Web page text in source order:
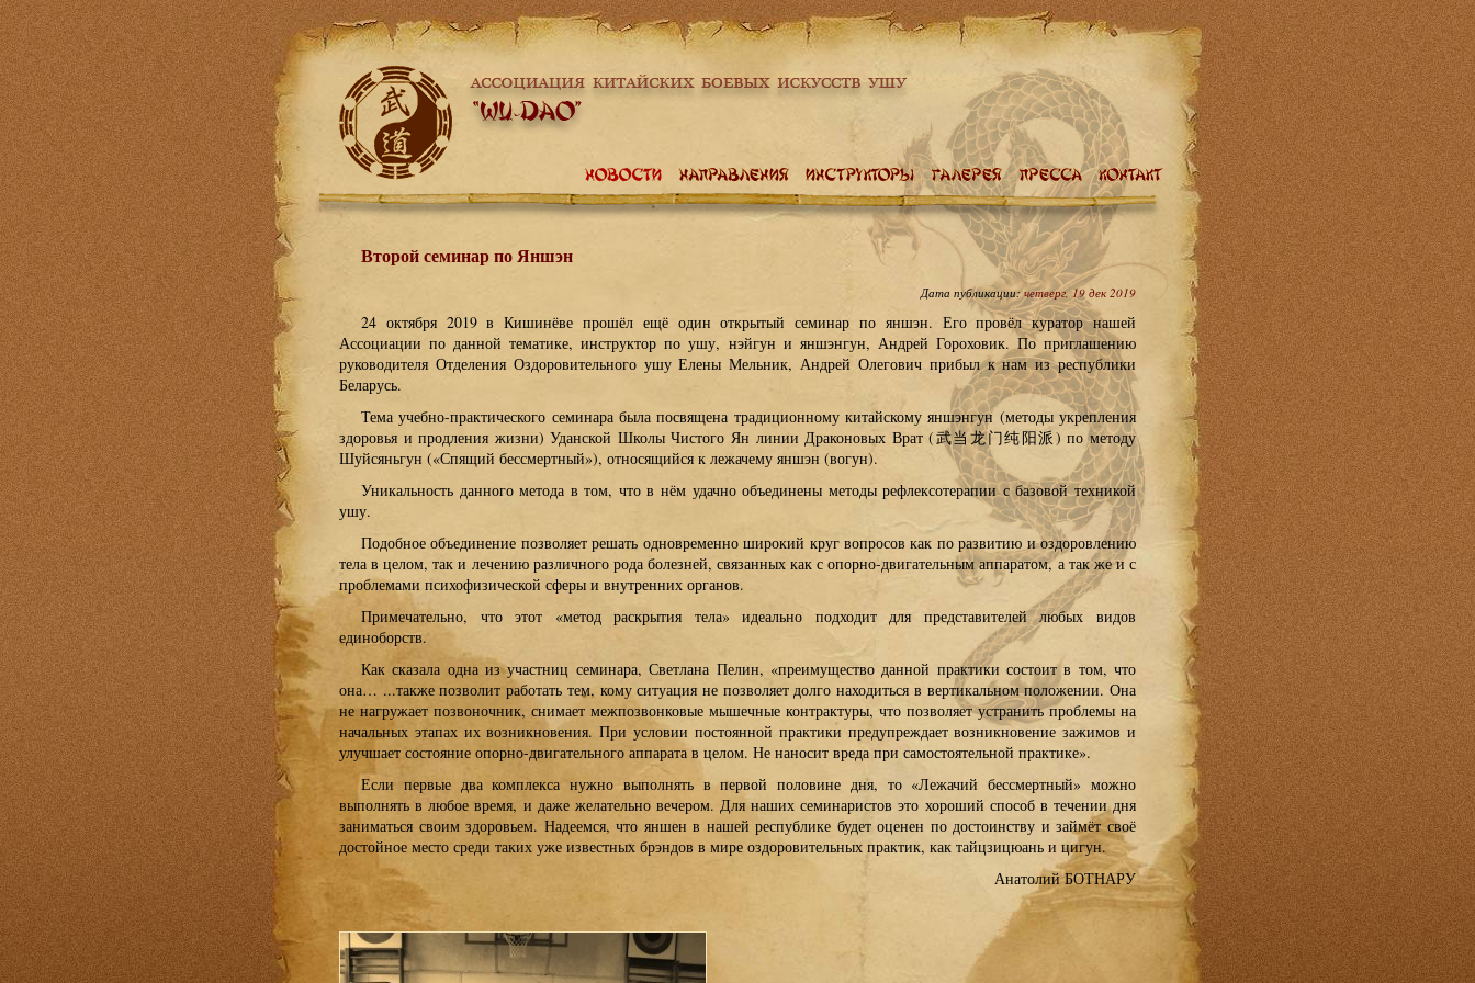
Второй семинар по Яншэн
Дата публикации:четверг, 19 дек 2019
24 октября 2019 в Кишинёве прошёл ещё один открытый семинар по яншэн. Его провёл куратор нашей
Ассоциации по данной тематике, инструктор по ушу, нэйгун и яншэнгун, Андрей Гороховик. По приглашению
руководителя Отделения Оздоровительного ушу Елены Мельник, Андрей Олегович прибыл к нам из республики
Беларусь.
Тема учебно-практического семинара была посвящена традиционному китайскому яншэнгун (методы укрепления
здоровья и продления жизни) Уданской Школы Чистого Ян линии Драконовых Врат (武当龙门纯阳派) по методу
Шуйсяньгун («Спящий бессмертный»), относящийся к лежачему яншэн (вогун).
Уникальность данного метода в том, что в нём удачно объединены методы рефлексотерапии с базовой техникой
ушу.
Подобное объединение позволяет решать одновременно широкий круг вопросов как по развитию и оздоровлению
тела в целом, так и лечению различного рода болезней, связанных как с опорно-двигательным аппаратом, а так же и с
проблемами психофизической сферы и внутренних органов.
Примечательно, что этот «метод раскрытия тела» идеально подходит для представителей любых видов
единоборств.
Как сказала одна из участниц семинара, Светлана Пелин, «преимущество данной практики состоит в том, что
она… ...также позволит работать тем, кому ситуация не позволяет долго находиться в вертикальном положении. Она
не нагружает позвоночник, снимает межпозвонковые мышечные контрактуры, что позволяет устранить проблемы на
начальных этапах их возникновения. При условии постоянной практики предупреждает возникновение зажимов и
улучшает состояние опорно-двигательного аппарата в целом. Не наносит вреда при самостоятельной практике».
Если первые два комплекса нужно выполнять в первой половине дня, то «Лежачий бессмертный» можно
выполнять в любое время, и даже желательно вечером. Для наших семинаристов это хороший способ в течении дня
заниматься своим здоровьем. Надеемся, что яншен в нашей республике будет оценен по достоинству и займёт своё
достойное место среди таких уже известных брэндов в мире оздоровительных практик, как тайцзицюань и цигун.
Анатолий БОТНАРУ